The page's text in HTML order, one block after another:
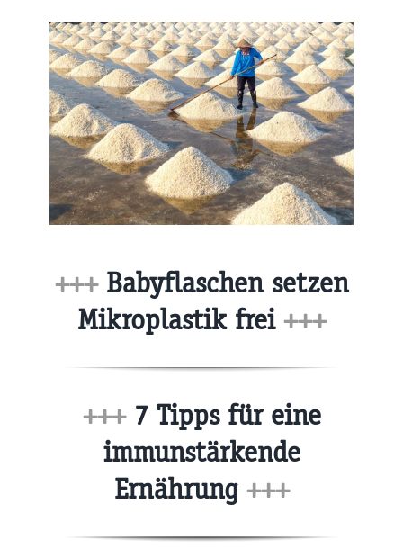
+++Babyflaschen setzen
Mikroplastik frei +++
+++7 Tipps für eine
immunstärkende
Ernährung +++